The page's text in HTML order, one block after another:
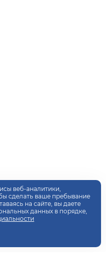
веб-аналитики,
сделать ваше пребывание
на сайте, вы даете
данных в порядке,